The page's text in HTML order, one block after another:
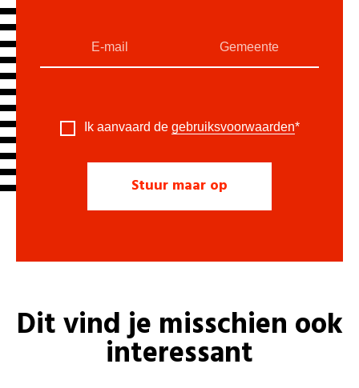
Ik aanvaard de gebruiksvoorwaarden*
Dit vind je misschien ook
interessant